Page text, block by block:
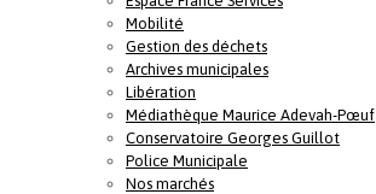
Mobilité
Gestion des déchets
Archives municipales
Libération
Médiathèque Maurice Adevah-Pœuf
Conservatoire Georges Guillot
Police Municipale
Nos marchés